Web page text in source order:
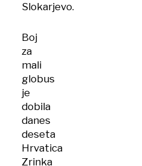
Slokarjevo.
Boj
za
mali
globus
je
dobila
danes
deseta
Hrvatica
Zrinka